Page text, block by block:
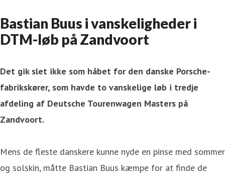
Bastian Buus i vanskeligheder i
DTM-løb på Zandvoort
Det gik slet ikke som håbet for den danske Porsche-
fabrikskører, som havde to vanskelige løb i tredje
afdeling af Deutsche Tourenwagen Masters på
Zandvoort.
Mens de fleste danskere kunne nyde en pinse med sommer
og solskin, måtte Bastian Buus kæmpe for at finde de